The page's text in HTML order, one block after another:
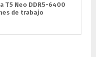
T5 Neo DDR5-6400
de trabajo